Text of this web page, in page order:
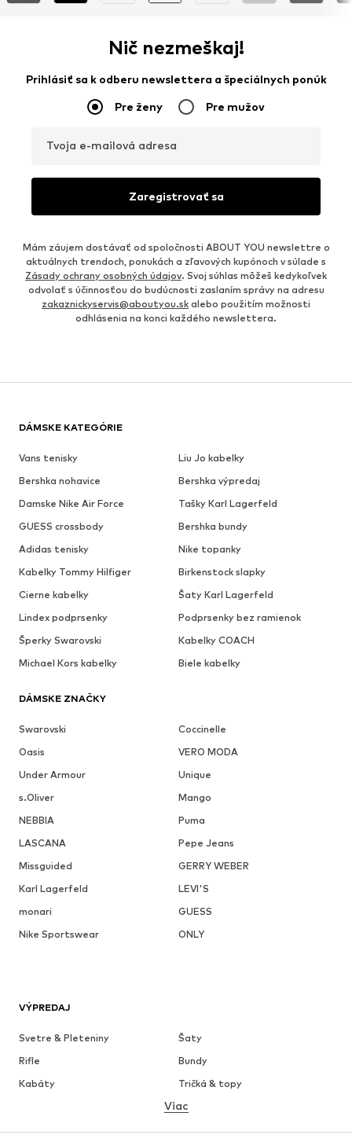
Nič nezmeškaj!
Prihlásiť sa k odberu newslettera a špeciálnych ponúk
Pre ženy Pre mužov
Tvoja e-mailová adresa
Zaregistrovať sa
Mám záujem dostávať od spoločnosti ABOUT YOU newslettre o
aktuálnych trendoch, ponukách a zľavových kupónoch v súlade s
Zásady ochrany osobných údajov. Svoj súhlas môžeš kedykoľvek
odvolať s účinnosťou do budúcnosti zaslaním správy na adresu
zakaznickyservis@aboutyou.sk alebo použitím možnosti
odhlásenia na konci každého newslettera.
DÁMSKE KATEGÓRIE
Vans tenisky
Liu Jo kabelky
Bershka nohavice
Bershka výpredaj
Damske Nike Air Force
Tašky Karl Lagerfeld
GUESS crossbody
Bershka bundy
Adidas tenisky
Nike topanky
Kabelky Tommy Hilfiger
Birkenstock slapky
Cierne kabelky
Šaty Karl Lagerfeld
Lindex podprsenky
Podprsenky bez ramienok
Šperky Swarovski
Kabelky COACH
Michael Kors kabelky
Biele kabelky
DÁMSKE ZNAČKY
Swarovski
Coccinelle
Oasis
VERO MODA
Under Armour
Unique
s.Oliver
Mango
NEBBIA
Puma
LASCANA
Pepe Jeans
Missguided
GERRY WEBER
Karl Lagerfeld
LEVI'S
monari
GUESS
Nike Sportswear
ONLY
VÝPREDAJ
Svetre & Pleteniny
Šaty
Rifle
Bundy
Kabáty
Tričká & topy
Bielizeň
Viac